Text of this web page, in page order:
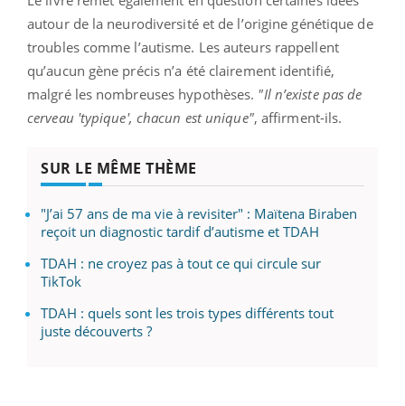
autour de la neurodiversité et de l’origine génétique de
troubles comme l’autisme. Les auteurs rappellent
qu’aucun gène précis n’a été clairement identifié,
malgré les nombreuses hypothèses. "Il n’existe pas de
cerveau 'typique', chacun est unique", affirment-ils.
SUR LE MÊME THÈME
"J’ai 57 ans de ma vie à revisiter" : Maïtena Biraben
reçoit un diagnostic tardif d’autisme et TDAH
TDAH : ne croyez pas à tout ce qui circule sur
TikTok
TDAH : quels sont les trois types différents tout
juste découverts ?